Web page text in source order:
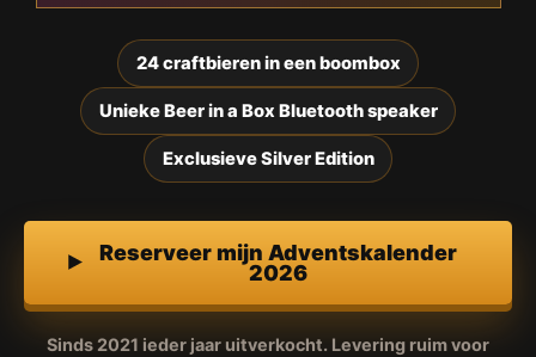
24 craftbieren in een boombox
Unieke Beer in a Box Bluetooth speaker
Exclusieve Silver Edition
Reserveer mijn Adventskalender
2026
Sinds 2021 ieder jaar uitverkocht. Levering ruim voor